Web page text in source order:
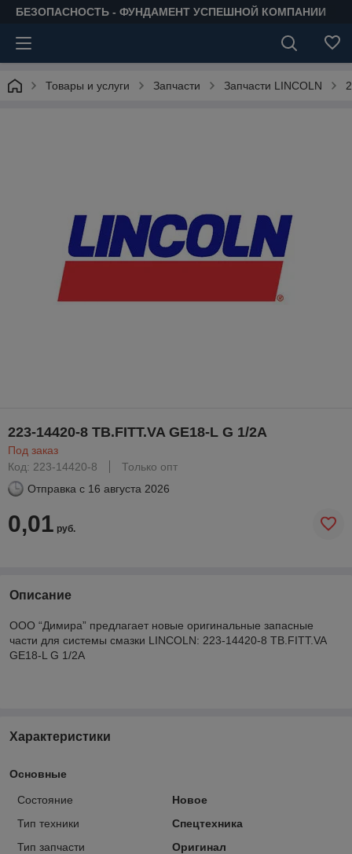
БЕЗОПАСНОСТЬ - ФУНДАМЕНТ УСПЕШНОЙ КОМПАНИИ
Товары и услуги Запчасти Запчасти LINCOLN
223-14420-8 TB.FITT.VA GE18-L G 1/2A
Под заказ
Код: 223-14420-8
Только опт
Отправка с 16 августа 2026
0,01 руб.
Описание
ООО “Димира” предлагает новые оригинальные запасные
части для системы смазки LINCOLN: 223-14420-8 TB.FITT.VA
GE18-L G 1/2A
Характеристики
Основные
Состояние
Новое
Тип техники
Спецтехника
Тип запчасти
Оригинал